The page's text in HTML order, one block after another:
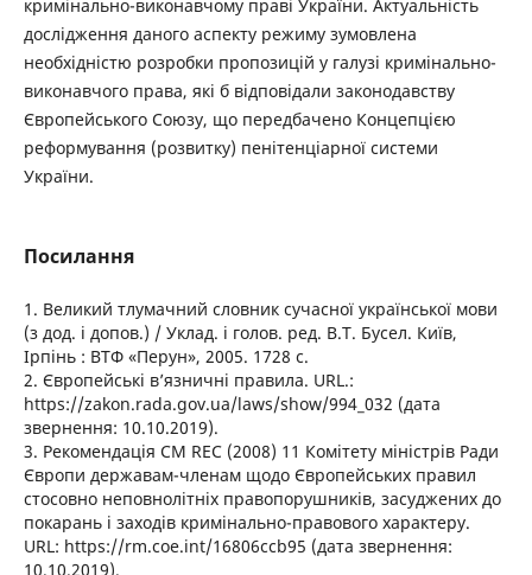
кримінально-виконавчому праві України. Актуальність
дослідження даного аспекту режиму зумовлена
необхідністю розробки пропозицій у галузі кримінально-
виконавчого права, які б відповідали законодавству
Європейського Союзу, що передбачено Концепцією
реформування (розвитку) пенітенціарної системи
України.
Посилання
1. Великий тлумачний словник сучасної української мови
(з дод. і допов.) / Уклад. і голов. ред. В.Т. Бусел. Київ,
Ірпінь : ВТФ «Перун», 2005. 1728 с.
2. Європейські в’язничні правила. URL.:
https://zakon.rada.gov.ua/laws/show/994_032 (дата
звернення: 10.10.2019).
3. Рекомендація CM REC (2008) 11 Комітету міністрів Ради
Європи державам-членам щодо Європейських правил
стосовно неповнолітніх правопорушників, засуджених до
покарань і заходів кримінально-правового характеру.
URL: https://rm.coe.int/16806ccb95 (дата звернення:
10.10.2019).